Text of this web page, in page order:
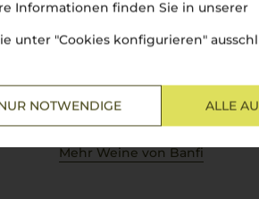
Informationen finden Sie in unserer
unter "Cookies konfigurieren"
NOTWENDIGE ALLE
steht für toskanische
Seit den 1970er Jahren bringt
feste Größe im italienischen
Potenzial des toskanischen
schaffen, die Kenner und
StückToskana, ein Erlebnis
Mehr Weine von Banfi